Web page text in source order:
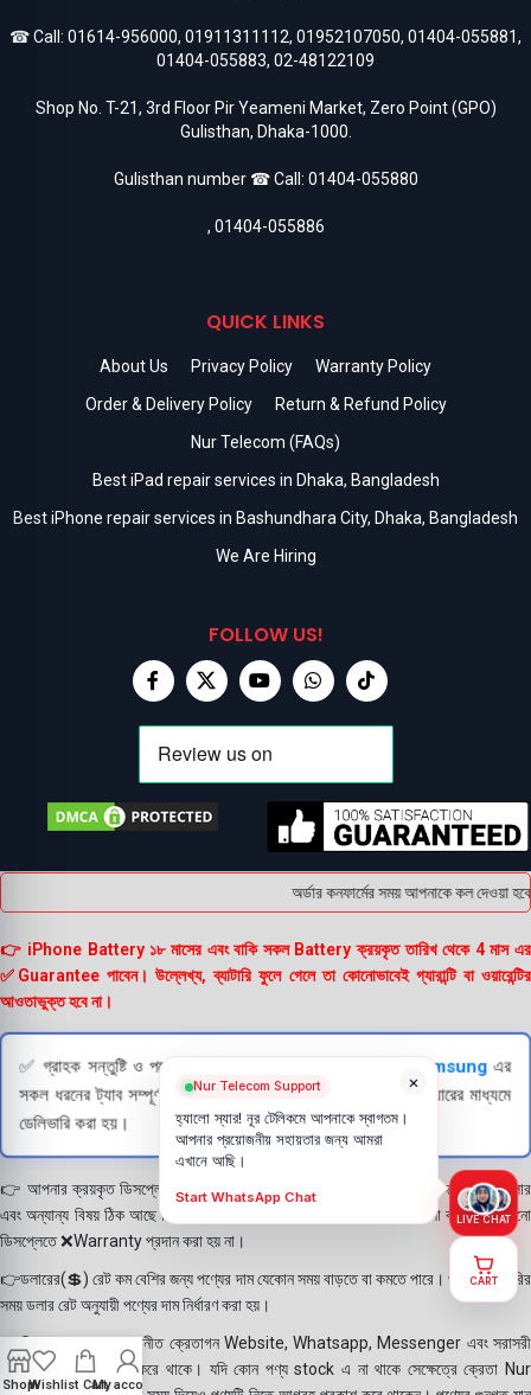
☎ Call: 01614-956000, 01911311112, 01952107050, 01404-055881,
01404-055883, 02-48122109
Shop No. T-21, 3rd Floor Pir Yeameni Market, Zero Point (GPO)
Gulisthan, Dhaka-1000.
Gulisthan number ☎ Call: 01404-055880
, 01404-055886
QUICK LINKS
About Us Privacy Policy
Warranty Policy
Order & Delivery Policy
Return & Refund Policy
Nur Telecom (FAQs)
Best iPad repair services in Dhaka, Bangladesh
Best iPhone repair services in Bashundhara City, Dhaka, Bangladesh
We Are Hiring
FOLLOW US!
অর্ডার কনফার্মের সময় আপনাকে কল দেওয়া
👉 iPhone Battery ১৮ মাসের এবং বাকি সকল Battery ক্রয়কৃত তারিখ থেকে 4 মাস এর
✅Guarantee পাবেন। উল্লেখ্য, ব্যাটারি ফুলে গেলে তা কোনোভাবেই গ্যারান্টি বা ওয়ারেন্টির
আওতাভুক্ত হবে না।
✅ গ্রাহক সন্তুষ্টি ও পণ্যের স্বচ্ছতা নিশ্চিত করতে Samsung এর
সকল ধরনের ট্যাব সম্পূর্ণরূপে যাচাই (Check) করার পরই বিক্রি ও কুরিয়ারের মাধ্যমে
ডেলিভারি করা হয়।
👉 আপনার ক্রয়কৃত ডিসপ্লে স্থায়ী ভাবে লাগানোর আগে মোবাইলে লাগিয়ে চেক করে নিবেন কালার
এবং অন্যান্য বিষয় ঠিক আছে কিনা। শতভাগ নিশ্চিত হয়ে পলি তুলবেন। পলি তোলা বা আঠা লাগানো
ডিসপ্লেতে ❌Warranty প্রদান করা হয় না।
👉ডলারের(💲) রেট কম বেশির জন্য পণ্যের দাম যেকোন সময় বাড়তে বা কমতে পারে। পণ্য ডেলিভারির
সময় ডলার রেট অনুযায়ী পণ্যের দাম নির্ধারণ করা হয়।
👉বিঃ দ্রঃ- আমাদের সম্মানীত ক্রেতাগন Website, Whatsapp, Messenger এবং সরাসরী
ফোন করে পণ্য Order করে থাকে। যদি কোন পণ্য stock এ না থাকে সেক্ষেত্রে ক্রেতা Nur
ShopWishlist CartMy account
×
Nur Telecom Support
হ্যালো স্যার! নূর টেলিকমে আপনাকে স্বাগতম।
আপনার প্রয়োজনীয় সহায়তার জন্য আমরা
এখানে আছি।
Start WhatsApp Chat
LIVE CHAT
CART